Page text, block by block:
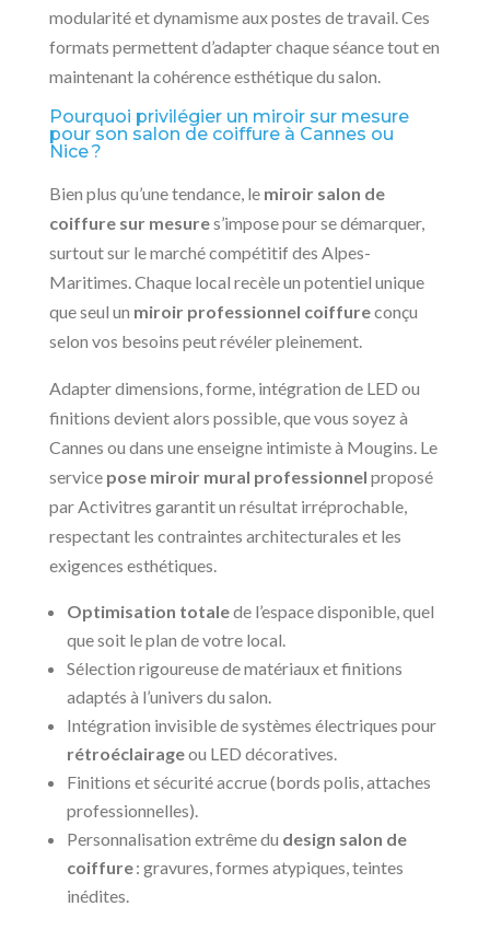
modularité et dynamisme aux postes de travail. Ces
formats permettent d’adapter chaque séance tout en
maintenant la cohérence esthétique du salon.
Pourquoi privilégier un miroir sur mesure
pour son salon de coiffure à Cannes ou
Nice ?
Bien plus qu’une tendance, le miroir salon de
coiffure sur mesures’impose pour se démarquer,
surtout sur le marché compétitif des Alpes-
Maritimes. Chaque local recèle un potentiel unique
que seul un miroir professionnel coiffureconçu
selon vos besoins peut révéler pleinement.
Adapter dimensions, forme, intégration de LED ou
finitions devient alors possible, que vous soyez à
Cannes ou dans une enseigne intimiste à Mougins. Le
service pose miroir mural professionnel proposé
par Activitres garantit un résultat irréprochable,
respectant les contraintes architecturales et les
exigences esthétiques.
Optimisation totalede l’espace disponible, quel
que soit le plan de votre local.
Sélection rigoureuse de matériaux et finitions
adaptés à l’univers du salon.
Intégration invisible de systèmes électriques pour
rétroéclairageou LED décoratives.
Finitions et sécurité accrue (bords polis, attaches
professionnelles).
Personnalisation extrême du design salon de
coiffure: gravures, formes atypiques, teintes
inédites.